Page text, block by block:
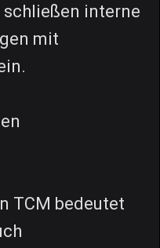
interne
mit
TCM bedeutet